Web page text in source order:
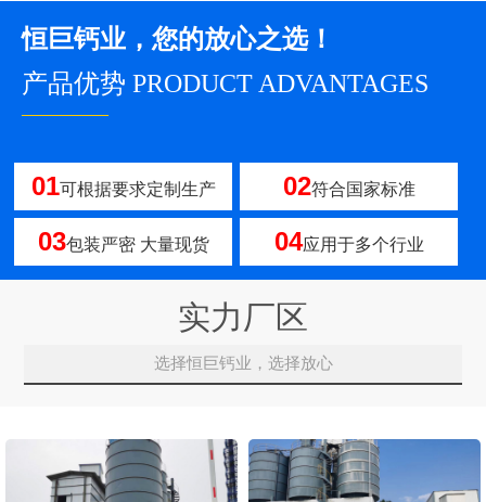
恒巨钙业，您的放心之选！
产品优势 PRODUCT ADVANTAGES
————
01可根据要求定制生产 02符合国家标准
03包装严密 大量现货 04应用于多个行业
实力厂区
选择恒巨钙业，选择放心